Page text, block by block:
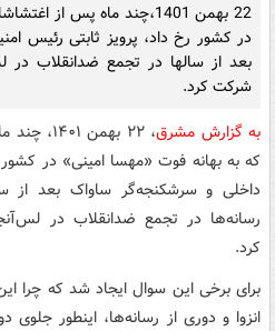
22 بهمن 1401،چند ماه پس از
در کشور رخ داد، پرویز ثابتی رئیس
بعد از سالها در تجمع ضدانقلاب
شرکت کرد.
به گزارش مشرق،
۲۲ بهمن
که به بهانه فوت «مهسا امینی» در
داخلی و سرشکنجه‌گر ساواک بعد از
رسانه‌ها در تجمع ضدانقلاب در
کرد.
برای برخی این سوال ایجاد شد که چرا
انزوا و دوری از رسانه‌ها، اینطور